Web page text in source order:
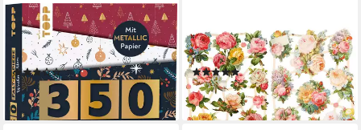
TOPP
Motivpapier Origami-Papiere
Weihnachten, 350 Blatt
(1)
15,49 €
lieferbar - in 4-5 Werktagen bei dir
Motivpapier Vintage-
Glanzbilder Rosen, 2 Bogen
(1)
12,59 €
lieferbar - in 4-5 Werktagen bei dir